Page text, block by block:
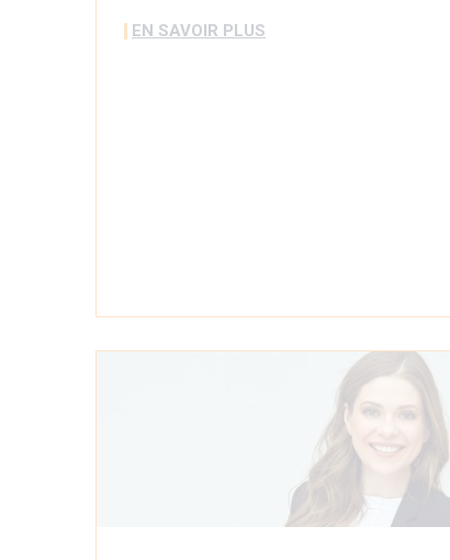
EN SAVOIR PLUS